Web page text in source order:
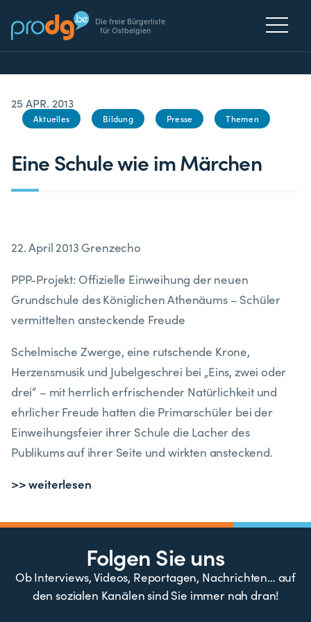
Die freie Bürgerliste
für Ostbelgien
25 APR. 2013
Aktuelles Bildung Presse Themen
Eine Schule wie im Märchen
22. April 2013 Grenzecho
PPP-Projekt: Offizielle Einweihung der neuen
Grundschule des Königlichen Athenäums – Schüler
vermittelten ansteckende Freude
Schelmische Zwerge, eine rutschende Krone,
Herzensmusik und Jubelgeschrei bei „Eins, zwei oder
drei“ – mit herrlich erfrischender Natürlichkeit und
ehrlicher Freude hatten die Primarschüler bei der
Einweihungsfeier ihrer Schule die Lacher des
Publikums auf ihrer Seite und wirkten ansteckend.
>> weiterlesen
Folgen Sie uns
Ob Interviews, Videos, Reportagen, Nachrichten… auf
den sozialen Kanälen sind Sie immer nah dran!